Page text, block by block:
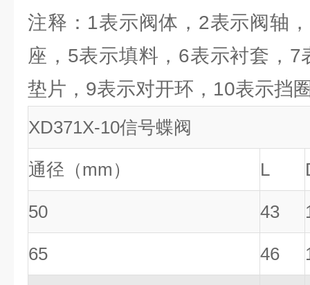
注释：1表示阀体，2表示阀轴
座，5表示填料，6表示衬套，7
垫片，9表示对开环，10表示挡
XD371X-10信号蝶阀
通径（mm） L
50 43
65 46